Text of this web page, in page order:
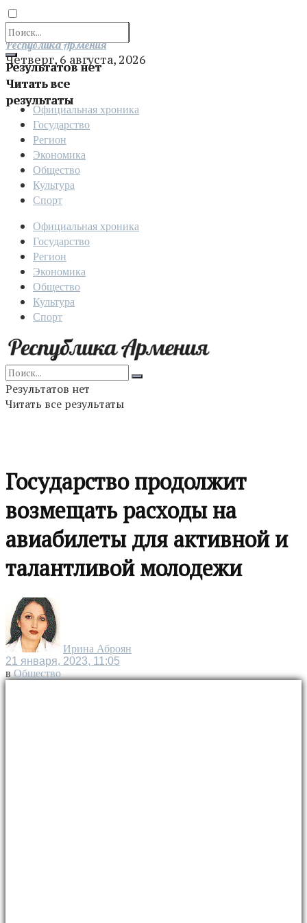
Результатов нет
Читать все
результаты
Отправить
Республика Армения
Четверг, 6 августа, 2026
Официальная хроника
Государство
Регион
Экономика
Общество
Культура
Спорт
Официальная хроника
Государство
Регион
Экономика
Общество
Культура
Спорт
Результатов нет
Читать все результаты
Государство продолжит
возмещать расходы на
авиабилеты для активной и
талантливой молодежи
Ирина Аброян
21 января, 2023, 11:05
в Общество